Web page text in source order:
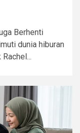
Berhenti
dunia hiburan